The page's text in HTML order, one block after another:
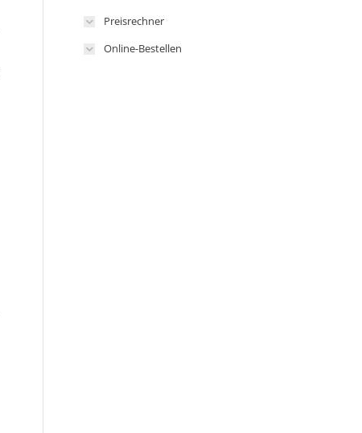
Preisrechner
Online-Bestellen